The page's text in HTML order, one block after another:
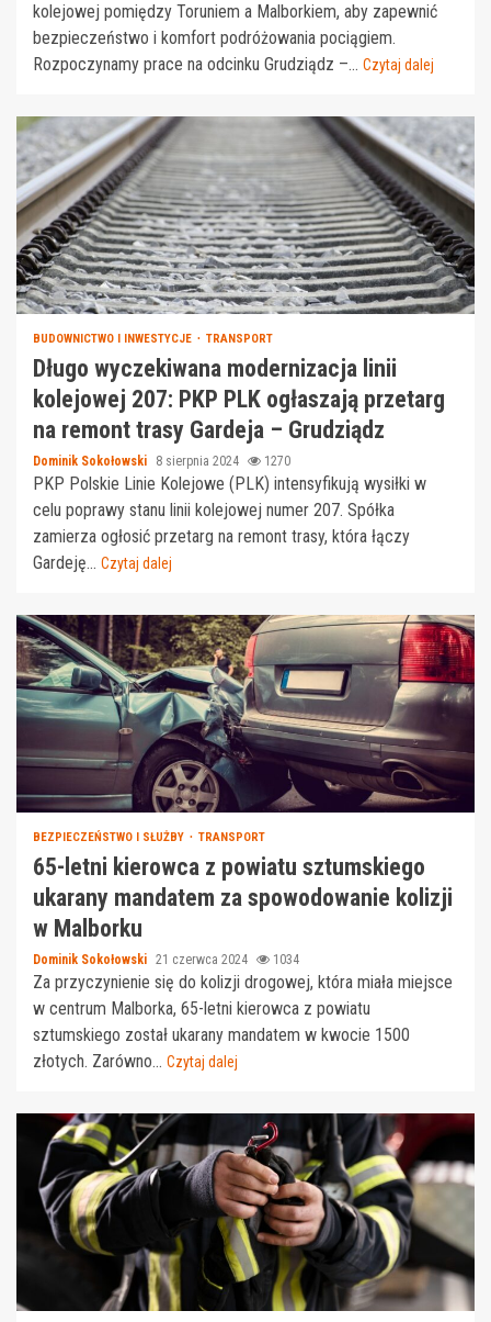
kolejowej pomiędzy Toruniem a Malborkiem, aby zapewnić
bezpieczeństwo i komfort podróżowania pociągiem.
Rozpoczynamy prace na odcinku Grudziądz –... Czytaj dalej
BUDOWNICTWO I INWESTYCJE TRANSPORT
Długo wyczekiwana modernizacja linii
kolejowej 207: PKP PLK ogłaszają przetarg
na remont trasy Gardeja – Grudziądz
Dominik Sokołowski 8 sierpnia 2024 1270
PKP Polskie Linie Kolejowe (PLK) intensyfikują wysiłki w
celu poprawy stanu linii kolejowej numer 207. Spółka
zamierza ogłosić przetarg na remont trasy, która łączy
Gardeję... Czytaj dalej
BEZPIECZEŃSTWO I SŁUŻBY TRANSPORT
65-letni kierowca z powiatu sztumskiego
ukarany mandatem za spowodowanie kolizji
w Malborku
Dominik Sokołowski 21 czerwca 2024 1034
Za przyczynienie się do kolizji drogowej, która miała miejsce
w centrum Malborka, 65-letni kierowca z powiatu
sztumskiego został ukarany mandatem w kwocie 1500
złotych. Zarówno... Czytaj dalej